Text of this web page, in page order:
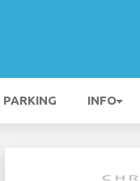
PARKING INFO